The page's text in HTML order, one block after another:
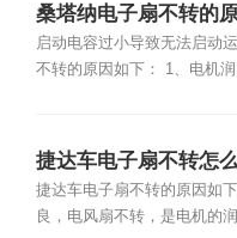
桑塔纳电子扇不转的
启动电容过小导致无法启动
不转的原因如下： 1、电机
捷达车电子扇不转怎
捷达车电子扇不转的原因如
良，电风扇不转，是电机的